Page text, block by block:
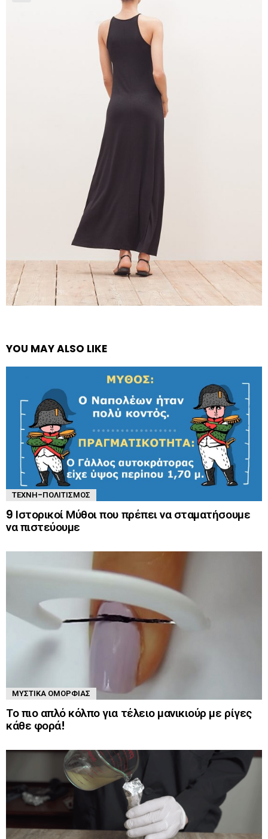
YOU MAY ALSO LIKE
ΤΈΧΝΗ-ΠΟΛΙΤΙΣΜΌΣ
9 Ιστορικοί Μύθοι που πρέπει να σταματήσουμε
να πιστεύουμε
ΜΥΣΤΙΚΆ ΟΜΟΡΦΙΆΣ
Το πιο απλό κόλπο για τέλειο μανικιούρ με ρίγες
κάθε φορά!